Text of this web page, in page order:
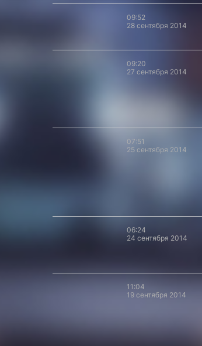
09:52
28 сентября 2014
09:20
27 сентября 2014
07:51
25 сентября 2014
06:24
24 сентября 2014
11:04
19 сентября 2014